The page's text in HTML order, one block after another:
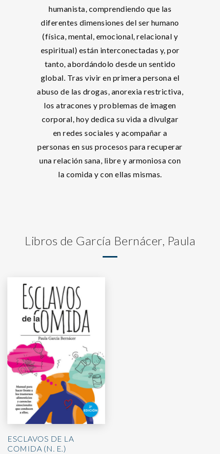
humanista, comprendiendo que las
diferentes dimensiones del ser humano
(física, mental, emocional, relacional y
espiritual) están interconectadas y, por
tanto, abordándolo desde un sentido
global. Tras vivir en primera persona el
abuso de las drogas, anorexia restrictiva,
los atracones y problemas de imagen
corporal, hoy dedica su vida a divulgar
en redes sociales y acompañar a
personas en sus procesos para recuperar
una relación sana, libre y armoniosa con
la comida y con ellas mismas.
Libros de García Bernácer, Paula
ESCLAVOS DE LA
COMIDA (N. E.)